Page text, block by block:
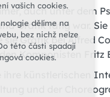
auch unter dem
Grafik tätig war.
sie Grafik bei Alfred
Komponisten Fritz
ihre künstlerischen
und der
vše
vašich cookies.
dělíme na
bez nichž nelze
této části spadají
cookies.